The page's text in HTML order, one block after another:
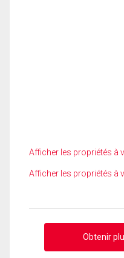
Afficher les propriétés à
Afficher les propriétés à
Obtenir